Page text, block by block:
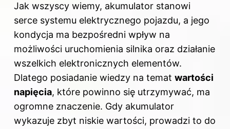
Jak wszyscy wiemy, akumulator stanowi
serce systemu elektrycznego pojazdu, a jego
kondycja ma bezpośredni wpływ na
możliwości uruchomienia silnika oraz działanie
wszelkich elektronicznych elementów.
Dlatego posiadanie wiedzy na temat wartości
napięcia, które powinno się utrzymywać, ma
ogromne znaczenie. Gdy akumulator
wykazuje zbyt niskie wartości, prowadzi to do